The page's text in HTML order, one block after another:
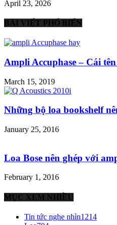
April 23, 2026
BÀI VIẾT PHỔ BIẾN
Ampli Accuphase – Cái
March 15, 2019
Những bộ loa bookshelf
January 25, 2016
Loa Bose nên ghép với
February 1, 2016
MỤC XEM NHIỀU
Tin tức nghe nhìn1214